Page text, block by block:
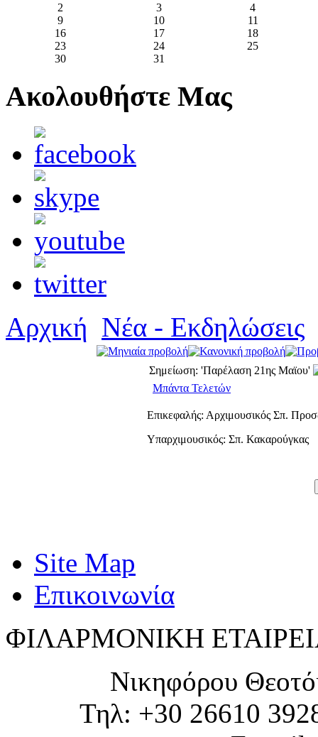
2 3
4
9
10
11
16
17
18
23
24
25
30
31
Ακολουθήστε Μας
Αρχική Νέα - Εκδηλώσεις
Σημείωση: 'Παρέλαση 21ης Μαϊου'
Μπάντα Τελετών
Επικεφαλής: Αρχιμουσικός Σπ.
Υπαρχιμουσικός: Σπ. Κακαρούγκας
Site Map
Επικοινωνία
ΦΙΛΑΡΜΟΝΙΚΗ
Νικηφόρου
Τηλ: +30 26610